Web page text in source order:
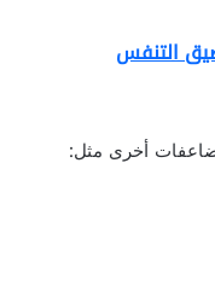
التنفس
أخرى مثل: